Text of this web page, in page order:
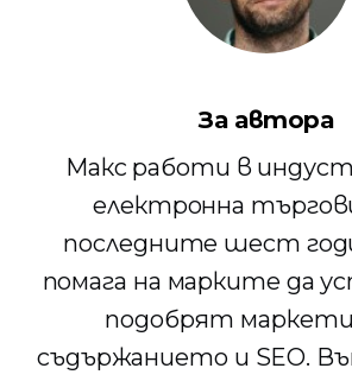
За автора
Макс работи в
електронна
последните шест
помага на марките да
подобрят
съдържанието и SEO.